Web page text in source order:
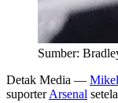
Sumber:
Detak Media —
suporterArsenal